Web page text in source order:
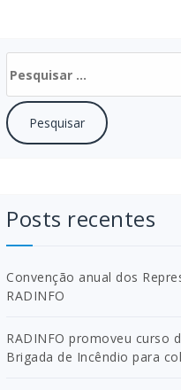
por:
Posts recentes
Convenção anual dos
RADINFO
RADINFO promoveu curso
Brigada de Incêndio para